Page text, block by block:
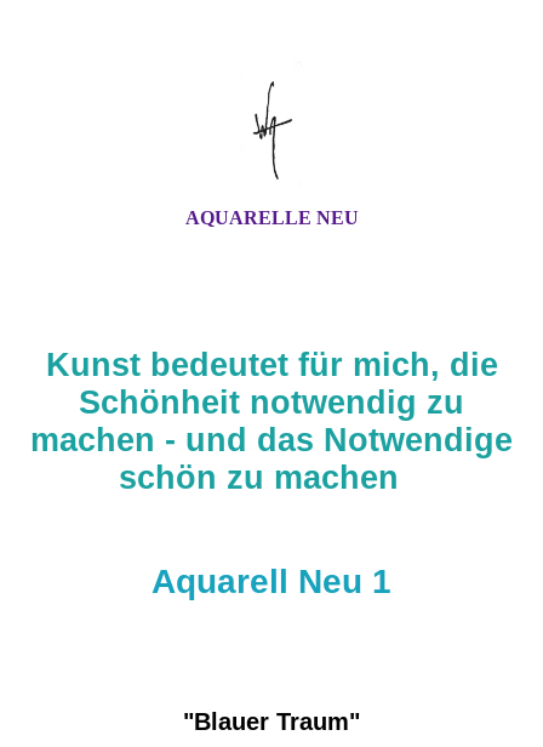
AQUARELLE NEU
Kunst bedeutet für mich, die
Schönheit notwendig zu
machen - und das Notwendige
schön zu machen
Aquarell Neu 1
"Blauer Traum"